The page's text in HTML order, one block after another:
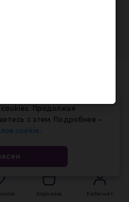
Корзина Кабинет
cookies. Продолжая
с этим. Подробнее –
cookie.